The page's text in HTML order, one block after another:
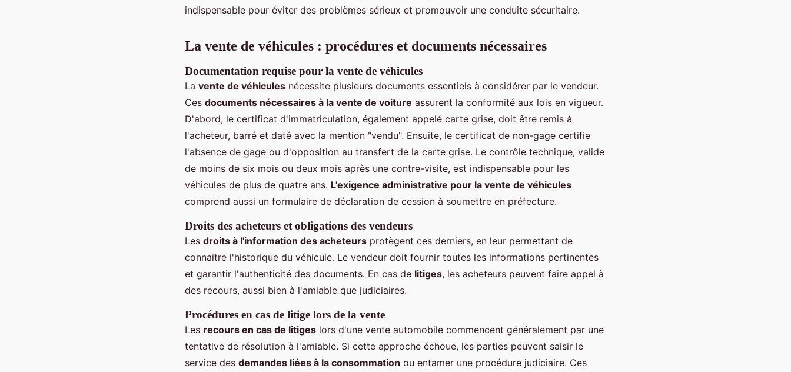
indispensable pour éviter des problèmes sérieux et promouvoir une conduite sécuritaire.
La vente de véhicules : procédures et documents nécessaires
Documentation requise pour la vente de véhicules
La vente de véhicules nécessite plusieurs documents essentiels à considérer par le vendeur.
Ces documents nécessaires à la vente de voiture assurent la conformité aux lois en vigueur.
D'abord, le certificat d'immatriculation, également appelé carte grise, doit être remis à
l'acheteur, barré et daté avec la mention "vendu". Ensuite, le certificat de non-gage certifie
l'absence de gage ou d'opposition au transfert de la carte grise. Le contrôle technique, valide
de moins de six mois ou deux mois après une contre-visite, est indispensable pour les
véhicules de plus de quatre ans. L'exigence administrative pour la vente de véhicules
comprend aussi un formulaire de déclaration de cession à soumettre en préfecture.
Droits des acheteurs et obligations des vendeurs
Les droits à l'information des acheteurs protègent ces derniers, en leur permettant de
connaître l'historique du véhicule. Le vendeur doit fournir toutes les informations pertinentes
et garantir l'authenticité des documents. En cas de litiges, les acheteurs peuvent faire appel à
des recours, aussi bien à l'amiable que judiciaires.
Procédures en cas de litige lors de la vente
Les recours en cas de litiges lors d'une vente automobile commencent généralement par une
tentative de résolution à l'amiable. Si cette approche échoue, les parties peuvent saisir le
service des demandes liées à la consommation ou entamer une procédure judiciaire. Ces